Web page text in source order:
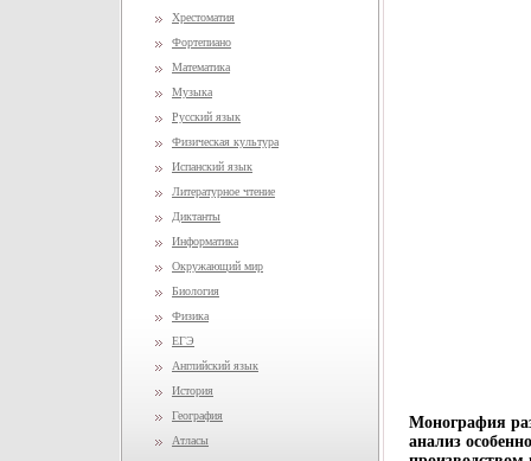
Хрестоматия
Фортепиано
Математика
Музыка
Русский язык
Физическая культура
Испанский язык
Литературное чтение
Диктанты
Информатика
Окружающий мир
Биология
Физика
ЕГЭ
Английский язык
История
География
Атласы
Монография
анализ